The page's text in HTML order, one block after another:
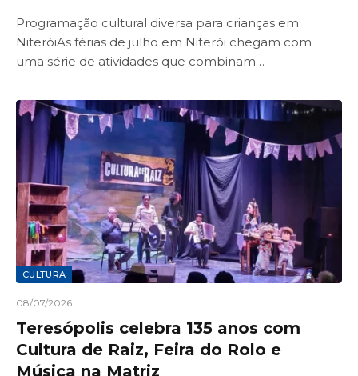
Programação cultural diversa para crianças em
NiteróiAs férias de julho em Niterói chegam com
uma série de atividades que combinam…
CULTURA
08/07/2026
Teresópolis celebra 135 anos com
Cultura de Raiz, Feira do Rolo e
Música na Matriz